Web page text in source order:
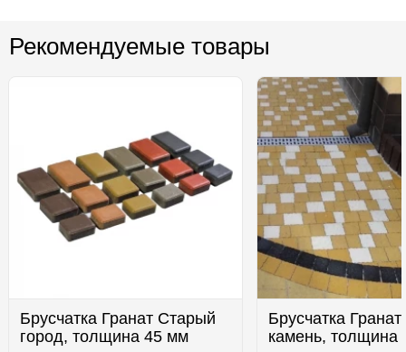
Рекомендуемые товары
Брусчатка Гранат Старый
город, толщина 45 мм
Брусчатка
камень, толщина